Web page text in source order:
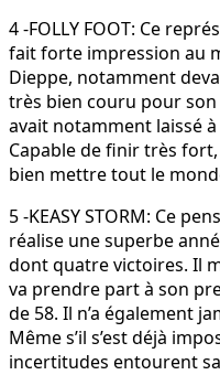
4 -FOLLY FOOT: Ce
fait forte impression au
Dieppe, notamment
très bien couru pour
avait notamment laissé à
Capable de finir très
bien mettre tout le
5 -KEASY STORM: Ce
réalise une superbe
dont quatre victoires. Il
va prendre part à son
de 58. Il n’a également
Même s’il s’est déjà
incertitudes entourent